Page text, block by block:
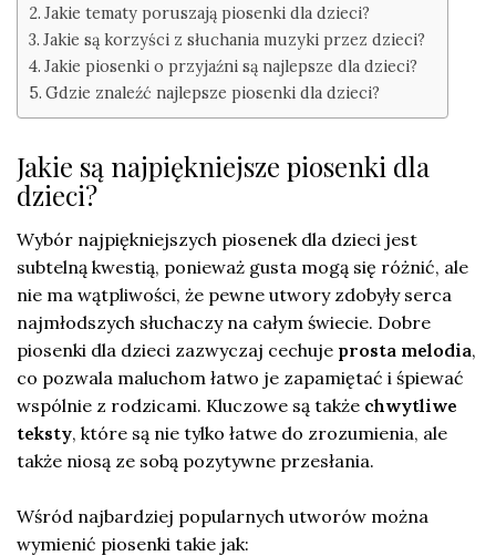
Jakie tematy poruszają piosenki dla dzieci?
Jakie są korzyści z słuchania muzyki przez dzieci?
Jakie piosenki o przyjaźni są najlepsze dla dzieci?
Gdzie znaleźć najlepsze piosenki dla dzieci?
Jakie są najpiękniejsze piosenki dla
dzieci?
Wybór najpiękniejszych piosenek dla dzieci jest
subtelną kwestią, ponieważ gusta mogą się różnić, ale
nie ma wątpliwości, że pewne utwory zdobyły serca
najmłodszych słuchaczy na całym świecie. Dobre
piosenki dla dzieci zazwyczaj cechuje prosta melodia,
co pozwala maluchom łatwo je zapamiętać i śpiewać
wspólnie z rodzicami. Kluczowe są także chwytliwe
teksty, które są nie tylko łatwe do zrozumienia, ale
także niosą ze sobą pozytywne przesłania.
Wśród najbardziej popularnych utworów można
wymienić piosenki takie jak: